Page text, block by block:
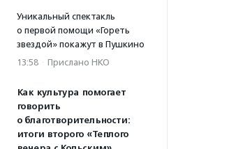
Уникальный спектакль
о первой помощи «Гореть
звездой» покажут в Пушкино
13:58 · Прислано НКО
Как культура помогает
говорить
о благотворительности:
итоги второго «Теплого